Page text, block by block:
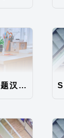
The Funk主题汉化包